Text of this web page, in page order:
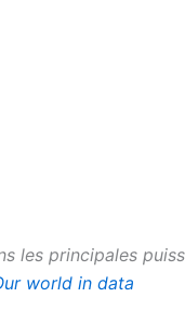
les principales
world in data